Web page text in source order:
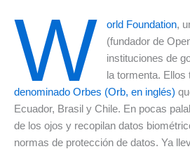
W orld Foundation,
(fundador de
instituciones de
la tormenta. Ellos
denominado Orbes (Orb, en inglés)
Ecuador, Brasil y Chile. En pocas
de los ojos y recopilan datos
normas de protección de datos. Ya